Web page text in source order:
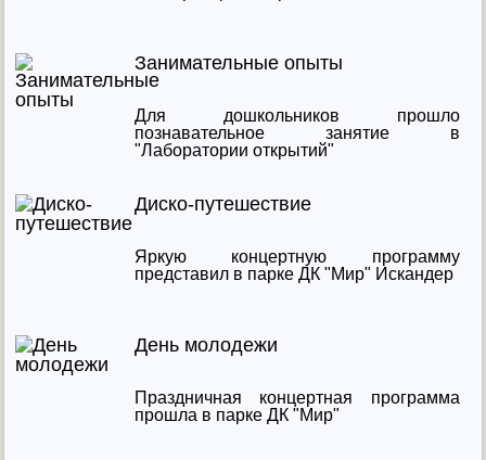
Занимательные опыты
Для дошкольников прошло
познавательное занятие в
"Лаборатории открытий"
Диско-путешествие
Яркую концертную программу
представил в парке ДК "Мир" Искандер
День молодежи
Праздничная концертная программа
прошла в парке ДК "Мир"